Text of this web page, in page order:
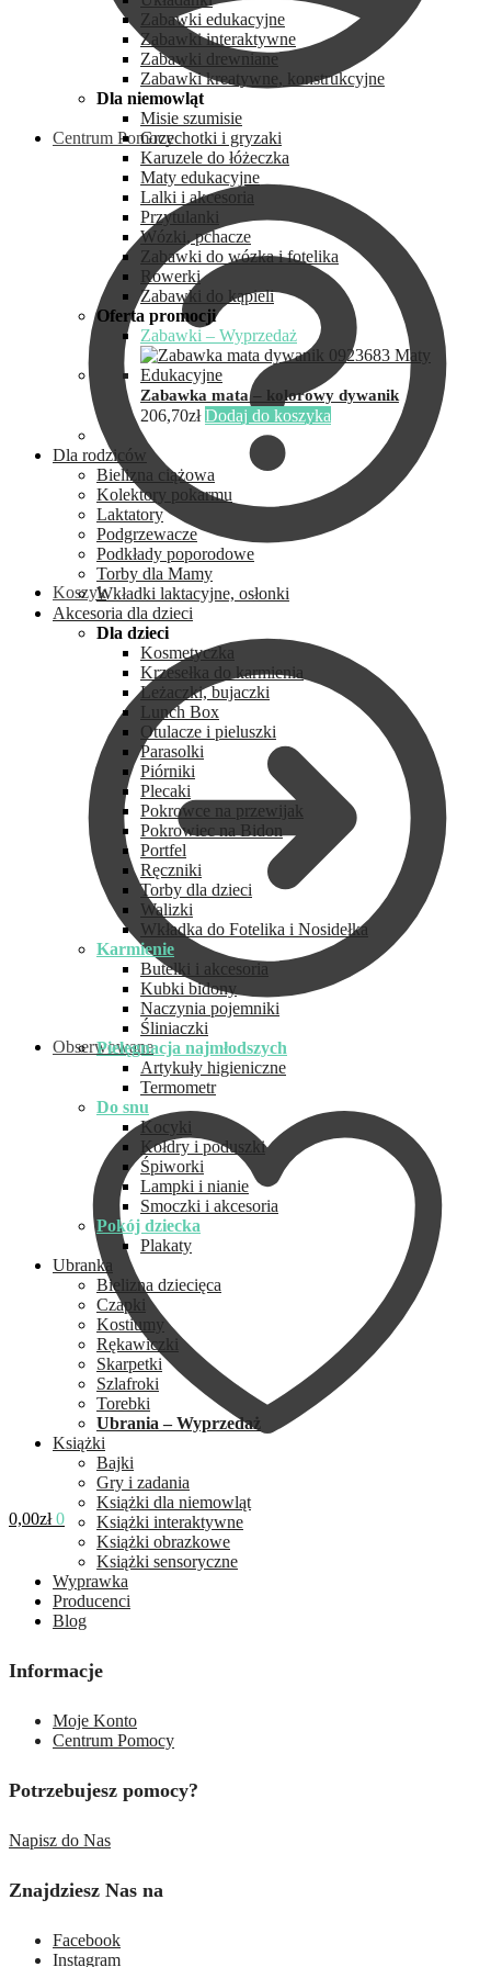
Centrum Pomocy
Koszyk
Obserwowane
0,00zł 0
Zabawki edukacyjne
Zabawki interaktywne
Zabawki drewniane
Zabawki kreatywne, konstrukcyjne
Dla niemowląt
Misie szumisie
Grzechotki i gryzaki
Karuzele do łóżeczka
Maty edukacyjne
Lalki i akcesoria
Przytulanki
Wózki, pchacze
Zabawki do wózka i fotelika
Rowerki
Zabawki do kąpieli
Oferta promocji
Zabawki – Wyprzedaż
Zabawka mata – kolorowy dywanik
206,70zł Dodaj do koszyka
Dla rodziców
Bielizna ciążowa
Kolektory pokarmu
Laktatory
Podgrzewacze
Podkłady poporodowe
Torby dla Mamy
Wkładki laktacyjne, osłonki
Akcesoria dla dzieci
Dla dzieci
Kosmetyczka
Krzesełka do karmienia
Leżaczki, bujaczki
Lunch Box
Otulacze i pieluszki
Parasolki
Piórniki
Plecaki
Pokrowce na przewijak
Pokrowiec na Bidon
Portfel
Ręczniki
Torby dla dzieci
Walizki
Wkładka do Fotelika i Nosidełka
Karmienie
Butelki i akcesoria
Kubki bidony
Naczynia pojemniki
Śliniaczki
Pielęgnacja najmłodszych
Artykuły higieniczne
Termometr
Do snu
Kocyki
Kołdry i poduszki
Śpiworki
Lampki i nianie
Smoczki i akcesoria
Pokój dziecka
Plakaty
Ubranka
Bielizna dziecięca
Czapki
Kostiumy
Rękawiczki
Skarpetki
Szlafroki
Torebki
Ubrania – Wyprzedaż
Książki
Bajki
Gry i zadania
Książki dla niemowląt
Książki interaktywne
Książki obrazkowe
Książki sensoryczne
Wyprawka
Producenci
Blog
Informacje
Moje Konto
Centrum Pomocy
Potrzebujesz pomocy?
Napisz do Nas
Znajdziesz Nas na
Facebook
Instagram